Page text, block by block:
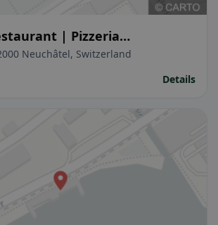
| Pizzeria
Neuchâtel, Switzerland
Details